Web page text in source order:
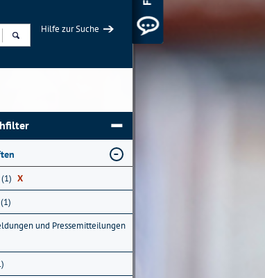
Hilfe zur Suche
X
und Pressemitteilungen